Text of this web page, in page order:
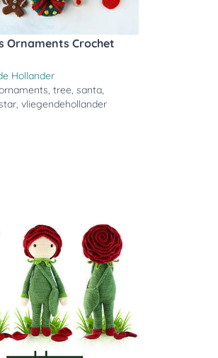
Ornaments Crochet
Hollander
, tree, santa,
, vliegendehollander